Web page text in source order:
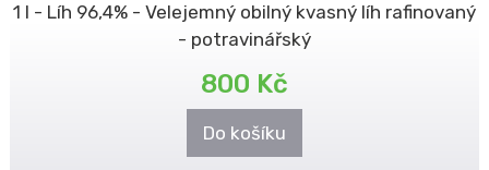
1 l - Líh 96,4% - Velejemný obilný kvasný líh rafinovaný
- potravinářský
800 Kč
Do košíku